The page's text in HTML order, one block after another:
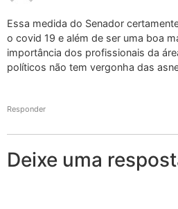
Essa medida do Senador
o covid 19 e além de ser uma boa
importância dos profissionais da
políticos não tem vergonha das
Responder
Deixe uma